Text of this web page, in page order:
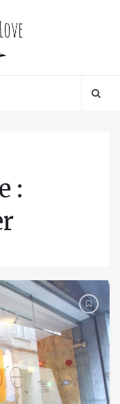
: